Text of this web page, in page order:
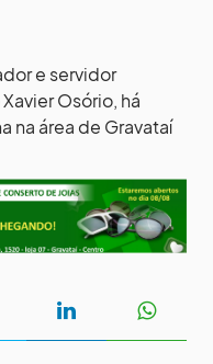
e servidor
Osório, há
na área de Gravataí